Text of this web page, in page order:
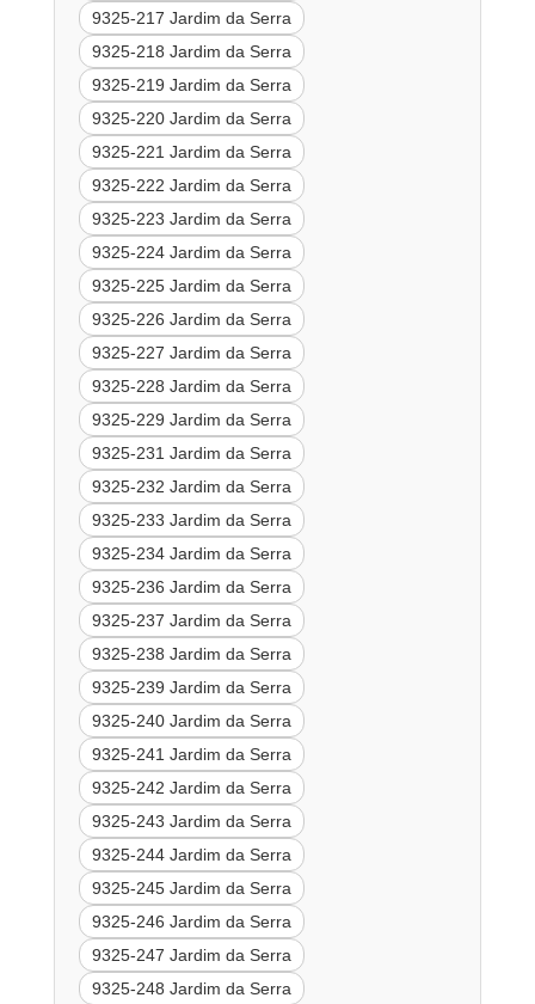
9325-217 Jardim da Serra
9325-218 Jardim da Serra
9325-219 Jardim da Serra
9325-220 Jardim da Serra
9325-221 Jardim da Serra
9325-222 Jardim da Serra
9325-223 Jardim da Serra
9325-224 Jardim da Serra
9325-225 Jardim da Serra
9325-226 Jardim da Serra
9325-227 Jardim da Serra
9325-228 Jardim da Serra
9325-229 Jardim da Serra
9325-231 Jardim da Serra
9325-232 Jardim da Serra
9325-233 Jardim da Serra
9325-234 Jardim da Serra
9325-236 Jardim da Serra
9325-237 Jardim da Serra
9325-238 Jardim da Serra
9325-239 Jardim da Serra
9325-240 Jardim da Serra
9325-241 Jardim da Serra
9325-242 Jardim da Serra
9325-243 Jardim da Serra
9325-244 Jardim da Serra
9325-245 Jardim da Serra
9325-246 Jardim da Serra
9325-247 Jardim da Serra
9325-248 Jardim da Serra